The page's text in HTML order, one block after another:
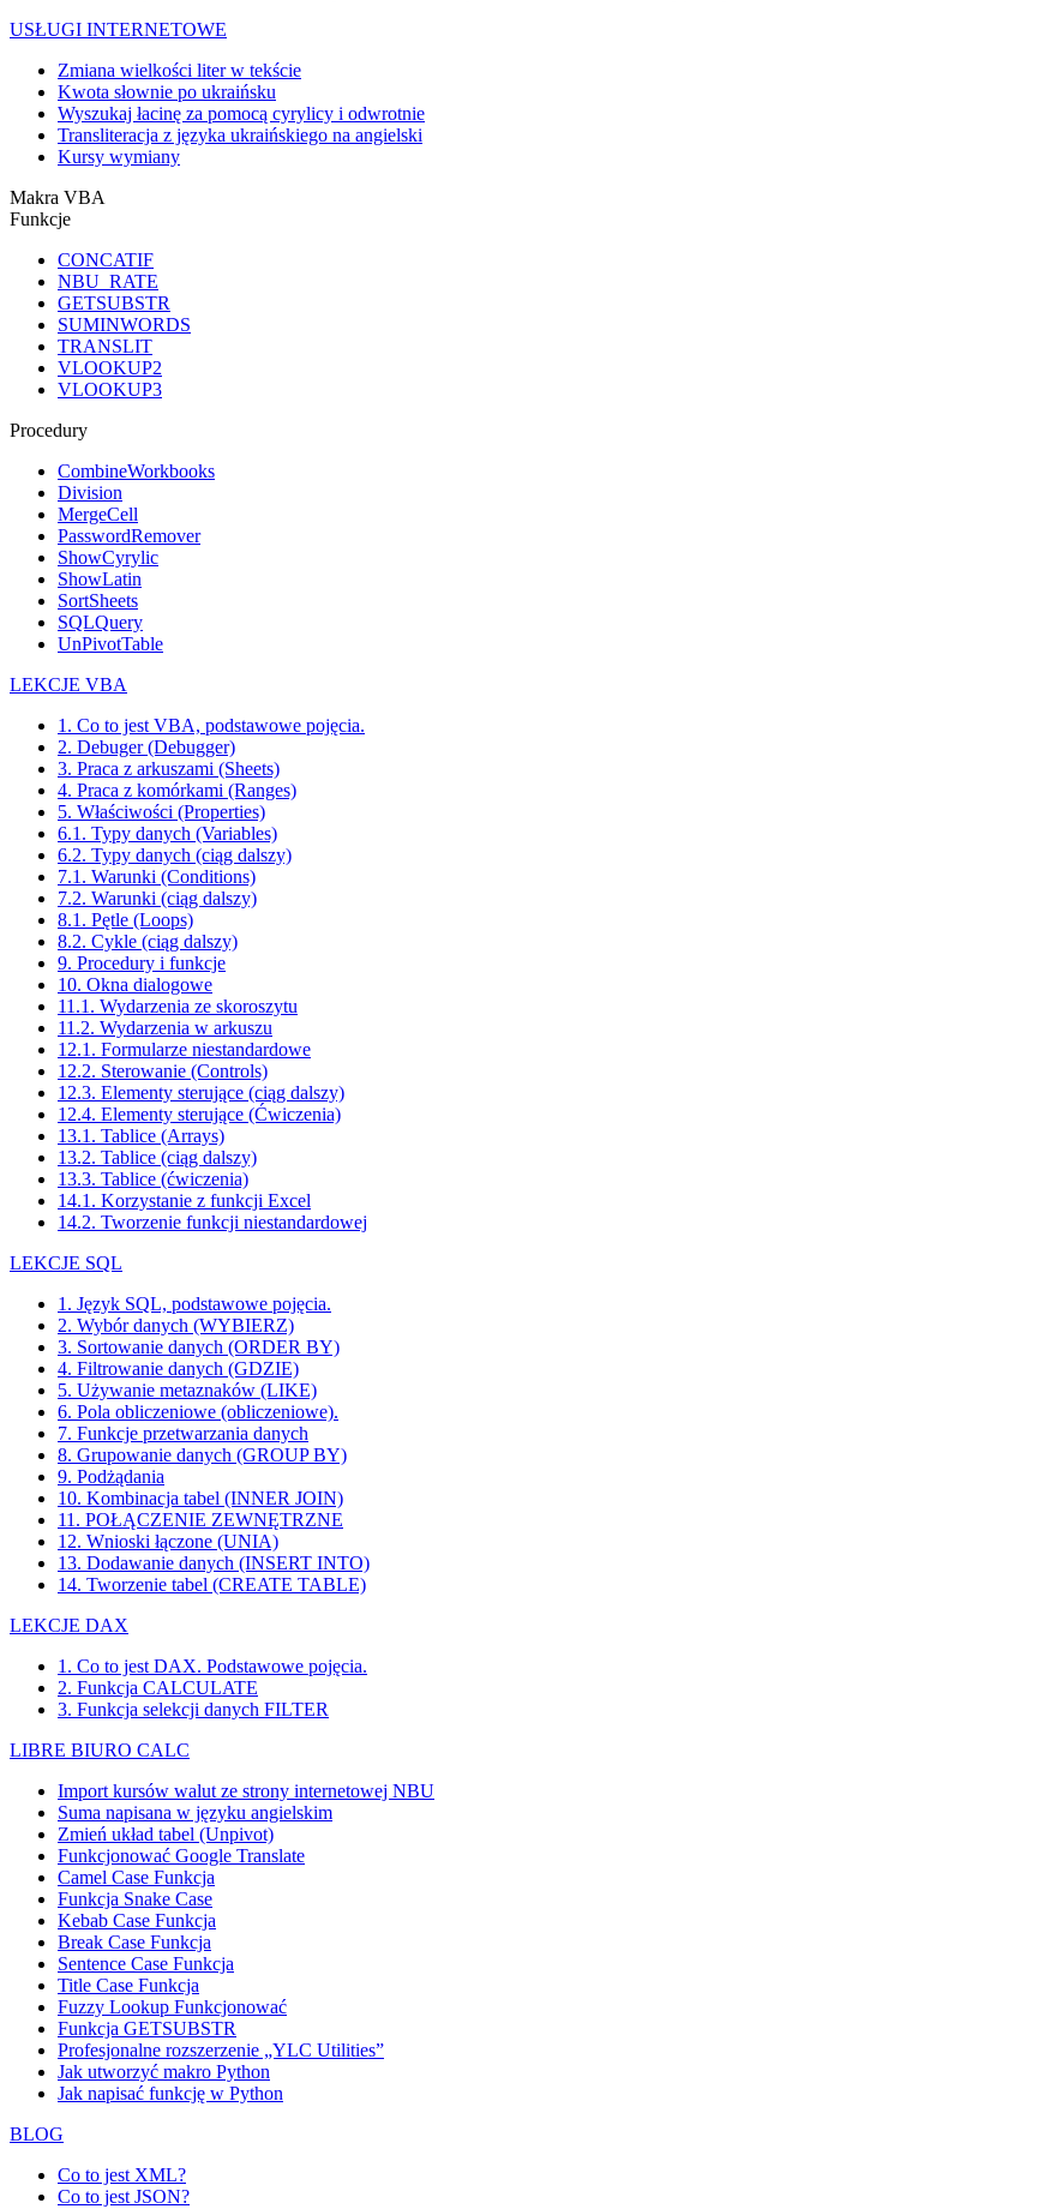
USŁUGI INTERNETOWE
Zmiana wielkości liter w tekście
Kwota słownie po ukraińsku
Wyszukaj łacinę za pomocą cyrylicy i odwrotnie
Transliteracja z języka ukraińskiego na angielski
Kursy wymiany
Makra VBA
Funkcje
CONCATIF
NBU_RATE
GETSUBSTR
SUMINWORDS
TRANSLIT
VLOOKUP2
VLOOKUP3
Procedury
CombineWorkbooks
Division
MergeCell
PasswordRemover
ShowCyrylic
ShowLatin
SortSheets
SQLQuery
UnPivotTable
LEKCJE VBA
1. Co to jest VBA, podstawowe pojęcia.
2. Debuger (Debugger)
3. Praca z arkuszami (Sheets)
4. Praca z komórkami (Ranges)
5. Właściwości (Properties)
6.1. Typy danych (Variables)
6.2. Typy danych (ciąg dalszy)
7.1. Warunki (Conditions)
7.2. Warunki (ciąg dalszy)
8.1. Pętle (Loops)
8.2. Cykle (ciąg dalszy)
9. Procedury i funkcje
10. Okna dialogowe
11.1. Wydarzenia ze skoroszytu
11.2. Wydarzenia w arkuszu
12.1. Formularze niestandardowe
12.2. Sterowanie (Controls)
12.3. Elementy sterujące (ciąg dalszy)
12.4. Elementy sterujące (Ćwiczenia)
13.1. Tablice (Arrays)
13.2. Tablice (ciąg dalszy)
13.3. Tablice (ćwiczenia)
14.1. Korzystanie z funkcji Excel
14.2. Tworzenie funkcji niestandardowej
LEKCJE SQL
1. Język SQL, podstawowe pojęcia.
2. Wybór danych (WYBIERZ)
3. Sortowanie danych (ORDER BY)
4. Filtrowanie danych (GDZIE)
5. Używanie metaznaków (LIKE)
6. Pola obliczeniowe (obliczeniowe).
7. Funkcje przetwarzania danych
8. Grupowanie danych (GROUP BY)
9. Podżądania
10. Kombinacja tabel (INNER JOIN)
11. POŁĄCZENIE ZEWNĘTRZNE
12. Wnioski łączone (UNIA)
13. Dodawanie danych (INSERT INTO)
14. Tworzenie tabel (CREATE TABLE)
LEKCJE DAX
1. Co to jest DAX. Podstawowe pojęcia.
2. Funkcja CALCULATE
3. Funkcja selekcji danych FILTER
LIBRE BIURO CALC
Import kursów walut ze strony internetowej NBU
Suma napisana w języku angielskim
Zmień układ tabel (Unpivot)
Funkcjonować Google Translate
Camel Case Funkcja
Funkcja Snake Case
Kebab Case Funkcja
Break Case Funkcja
Sentence Case Funkcja
Title Case Funkcja
Fuzzy Lookup Funkcjonować
Funkcja GETSUBSTR
Profesjonalne rozszerzenie „YLC Utilities”
Jak utworzyć makro Python
Jak napisać funkcję w Python
BLOG
Co to jest XML?
Co to jest JSON?